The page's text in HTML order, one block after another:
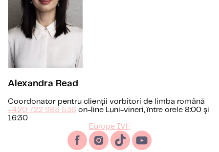
Alexandra Read
Coordonator pentru clienții vorbitori de limba română
+420 722 983 536 on-line Luni-vineri, între orele 8:00 și
16:30
Europe IVF